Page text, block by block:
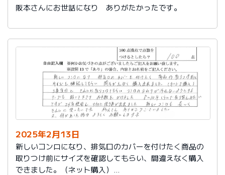
阪本さんにお世話になり ありがたかったです。
2025年2月13日
新しいコンロになり、排気口のカバーを付けたく商品の
取りつけ前にサイズを確認してもらい、間違えなく購入
できました。（ネット購入）